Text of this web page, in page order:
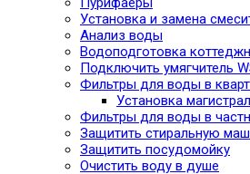
Установка и замена
Анализ воды
Водоподготовка
Подключить умягчитель
Фильтры для воды в
Установка
Фильтры для воды в
Защитить стиральную
Защитить посудомойку
Очистить воду в душе